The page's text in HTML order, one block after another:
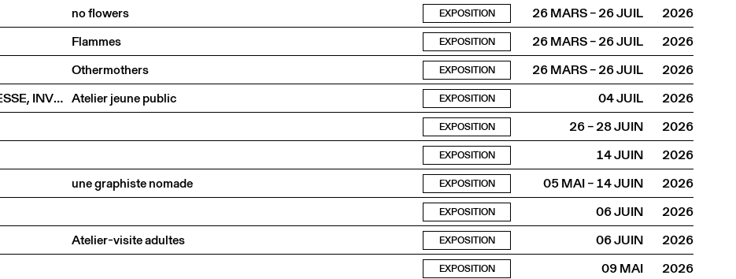
no flowers EXPOSITION 26 MARS – 26 JUIL
2026
Flammes EXPOSITION 26 MARS – 26 JUIL
2026
Othermothers EXPOSITION 26 MARS – 26 JUIL
2026
LE LABO DES MÉTAMORPHOSES : CRÉE TA DÉESSE, INVENTE TA CRÉATURE Atelier jeune public EXPOSITION 04 JUIL
2026
EXPOSITION 26 – 28 JUIN
2026
EXPOSITION 14 JUIN
2026
une graphiste nomade EXPOSITION 05 MAI – 14 JUIN
2026
EXPOSITION 06 JUIN
2026
Atelier-visite adultes EXPOSITION 06 JUIN
2026
EXPOSITION 09 MAI
2026